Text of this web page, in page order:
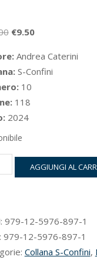
Il
originale
era:
€10.00.
€9.50Il
attuale
è:
Andrea Caterini
S-Confini
10
118
2024
AGGIUNGI AL
979-12-5976-897-1
979-12-5976-897-1
Collana S-Confini,